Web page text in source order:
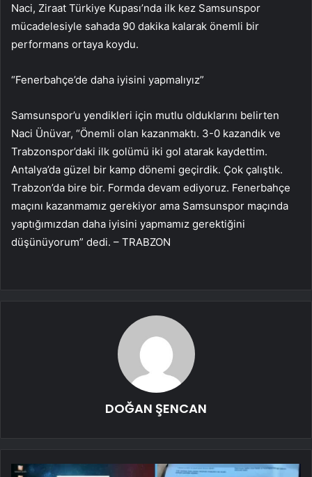
Naci, Ziraat Türkiye Kupası’nda ilk kez Samsunspor
mücadelesiyle sahada 90 dakika kalarak önemli bir
performans ortaya koydu.
“Fenerbahçe’de daha iyisini yapmalıyız”
Samsunspor’u yendikleri için mutlu olduklarını belirten
Naci Ünüvar, “Önemli olan kazanmaktı. 3-0 kazandık ve
Trabzonspor’daki ilk golümü iki gol atarak kaydettim.
Antalya’da güzel bir kamp dönemi geçirdik. Çok çalıştık.
Trabzon’da bire bir. Formda devam ediyoruz. Fenerbahçe
maçını kazanmamız gerekiyor ama Samsunspor maçında
yaptığımızdan daha iyisini yapmamız gerektiğini
düşünüyorum” dedi. – TRABZON
DOĞAN ŞENCAN